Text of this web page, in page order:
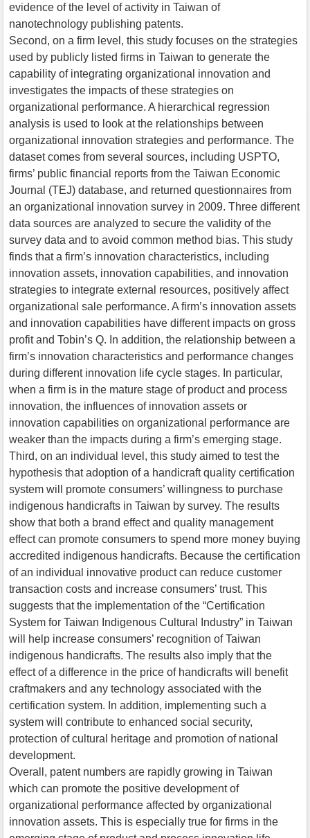
evidence of the level of activity in Taiwan of
nanotechnology publishing patents.
Second, on a firm level, this study focuses on the strategies
used by publicly listed firms in Taiwan to generate the
capability of integrating organizational innovation and
investigates the impacts of these strategies on
organizational performance. A hierarchical regression
analysis is used to look at the relationships between
organizational innovation strategies and performance. The
dataset comes from several sources, including USPTO,
firms’ public financial reports from the Taiwan Economic
Journal (TEJ) database, and returned questionnaires from
an organizational innovation survey in 2009. Three different
data sources are analyzed to secure the validity of the
survey data and to avoid common method bias. This study
finds that a firm’s innovation characteristics, including
innovation assets, innovation capabilities, and innovation
strategies to integrate external resources, positively affect
organizational sale performance. A firm’s innovation assets
and innovation capabilities have different impacts on gross
profit and Tobin’s Q. In addition, the relationship between a
firm’s innovation characteristics and performance changes
during different innovation life cycle stages. In particular,
when a firm is in the mature stage of product and process
innovation, the influences of innovation assets or
innovation capabilities on organizational performance are
weaker than the impacts during a firm’s emerging stage.
Third, on an individual level, this study aimed to test the
hypothesis that adoption of a handicraft quality certification
system will promote consumers’ willingness to purchase
indigenous handicrafts in Taiwan by survey. The results
show that both a brand effect and quality management
effect can promote consumers to spend more money buying
accredited indigenous handicrafts. Because the certification
of an individual innovative product can reduce customer
transaction costs and increase consumers’ trust. This
suggests that the implementation of the “Certification
System for Taiwan Indigenous Cultural Industry” in Taiwan
will help increase consumers’ recognition of Taiwan
indigenous handicrafts. The results also imply that the
effect of a difference in the price of handicrafts will benefit
craftmakers and any technology associated with the
certification system. In addition, implementing such a
system will contribute to enhanced social security,
protection of cultural heritage and promotion of national
development.
Overall, patent numbers are rapidly growing in Taiwan
which can promote the positive development of
organizational performance affected by organizational
innovation assets. This is especially true for firms in the